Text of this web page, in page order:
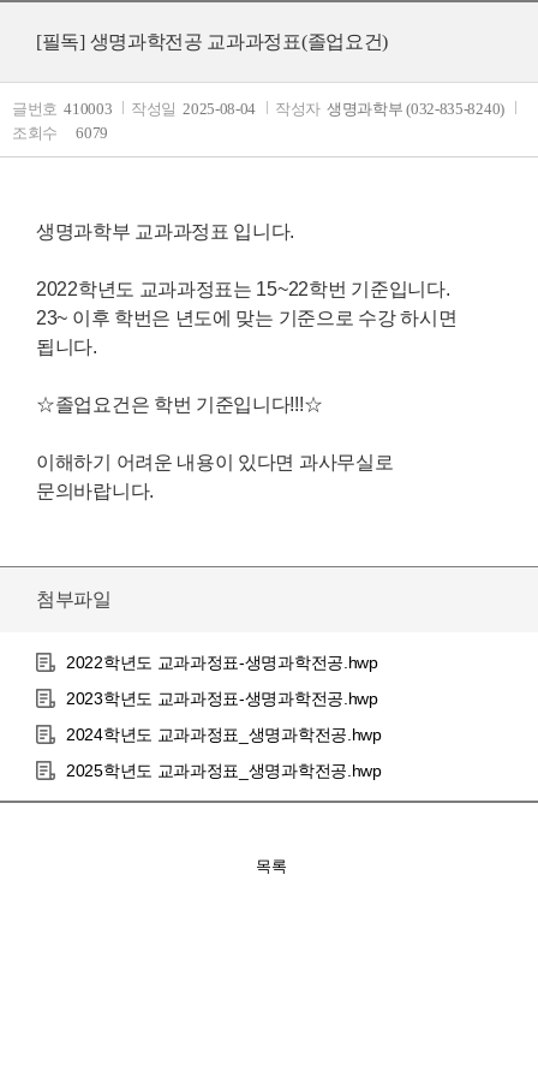
[필독] 생명과학전공 교과과정표(졸업요건)
글번호 410003 작성일 2025-08-04 작성자 생명과학부 (032-835-8240)
조회수
6079
생명과학부 교과과정표 입니다.
2022학년도 교과과정표는 15~22학번 기준입니다.
23~ 이후 학번은 년도에 맞는 기준으로 수강 하시면
됩니다.
☆졸업요건은 학번 기준입니다!!!☆
이해하기 어려운 내용이 있다면 과사무실로
문의바랍니다.
첨부파일
2022학년도 교과과정표-생명과학전공.hwp
2023학년도 교과과정표-생명과학전공.hwp
2024학년도 교과과정표_생명과학전공.hwp
2025학년도 교과과정표_생명과학전공.hwp
목록